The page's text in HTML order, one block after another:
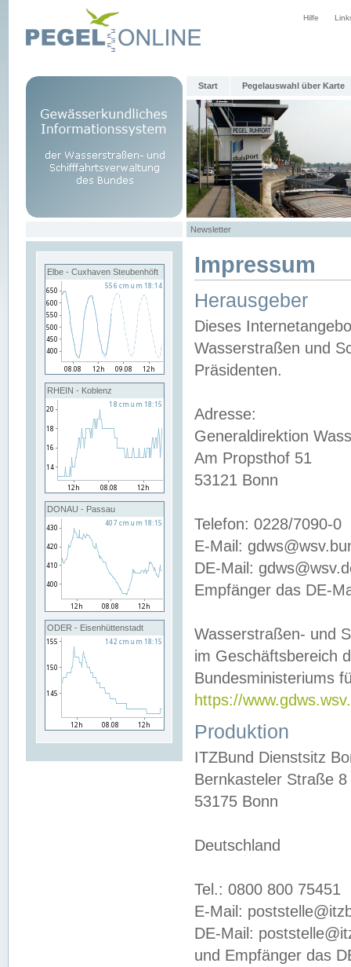
Hilfe
Start Pegelauswahl über Karte
Newsletter
Elbe - Cuxhaven Steubenhöft
RHEIN - Koblenz
DONAU - Passau
ODER - Eisenhüttenstadt
Impressum
Herausgeber
Dieses
Wasserstraßen und
Präsidenten.
Adresse:
Generaldirektion
Am Propsthof 51
53121 Bonn
Telefon: 0228/7090-0
E-Mail:
DE-Mail:
Empfänger das DE-
Wasserstraßen- und
im Geschäftsbereich
Bundesministeriums
https://
Produktion
ITZBund Dienstsitz
Bernkasteler Straße 8
53175 Bonn
Deutschland
Tel.: 0800 800 75451
E-Mail:
DE-Mail:
und Empfänger das